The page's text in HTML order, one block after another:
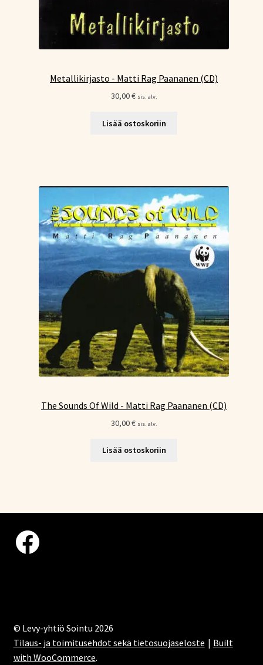
Metallikirjasto - Matti Rag Paananen (CD)
30,00€ sis. alv.
Lisää ostoskoriin
The Sounds Of Wild - Matti Rag Paananen (CD)
30,00€ sis. alv.
Lisää ostoskoriin
Facebook
© Levy-yhtiö Sointu 2026
Tilaus- ja toimitusehdot sekä tietosuojaseloste
Built
with WooCommerce.